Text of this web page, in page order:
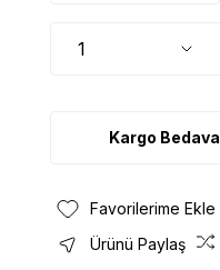
Kargo Bedava
Ürünü Paylaş